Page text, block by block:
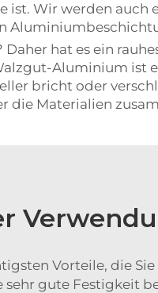
ist. Wir werden
hat es ein
Aluminium ist
bricht oder
die Materialien
Vorteile, die
sehr gute Festigkeit